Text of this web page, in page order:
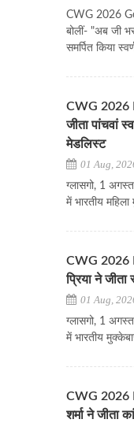
CWG 2026
बोलीं- "अब जी
समर्पित किया
CWG 2026
जीता पांचवां
मेडलिस्ट
01 Aug,
ग्लासगो, 1
में भारतीय
CWG 2026
प्रिया ने जीता
01 Aug,
ग्लासगो, 1
में भारतीय
CWG 2026
शर्मा ने जीता